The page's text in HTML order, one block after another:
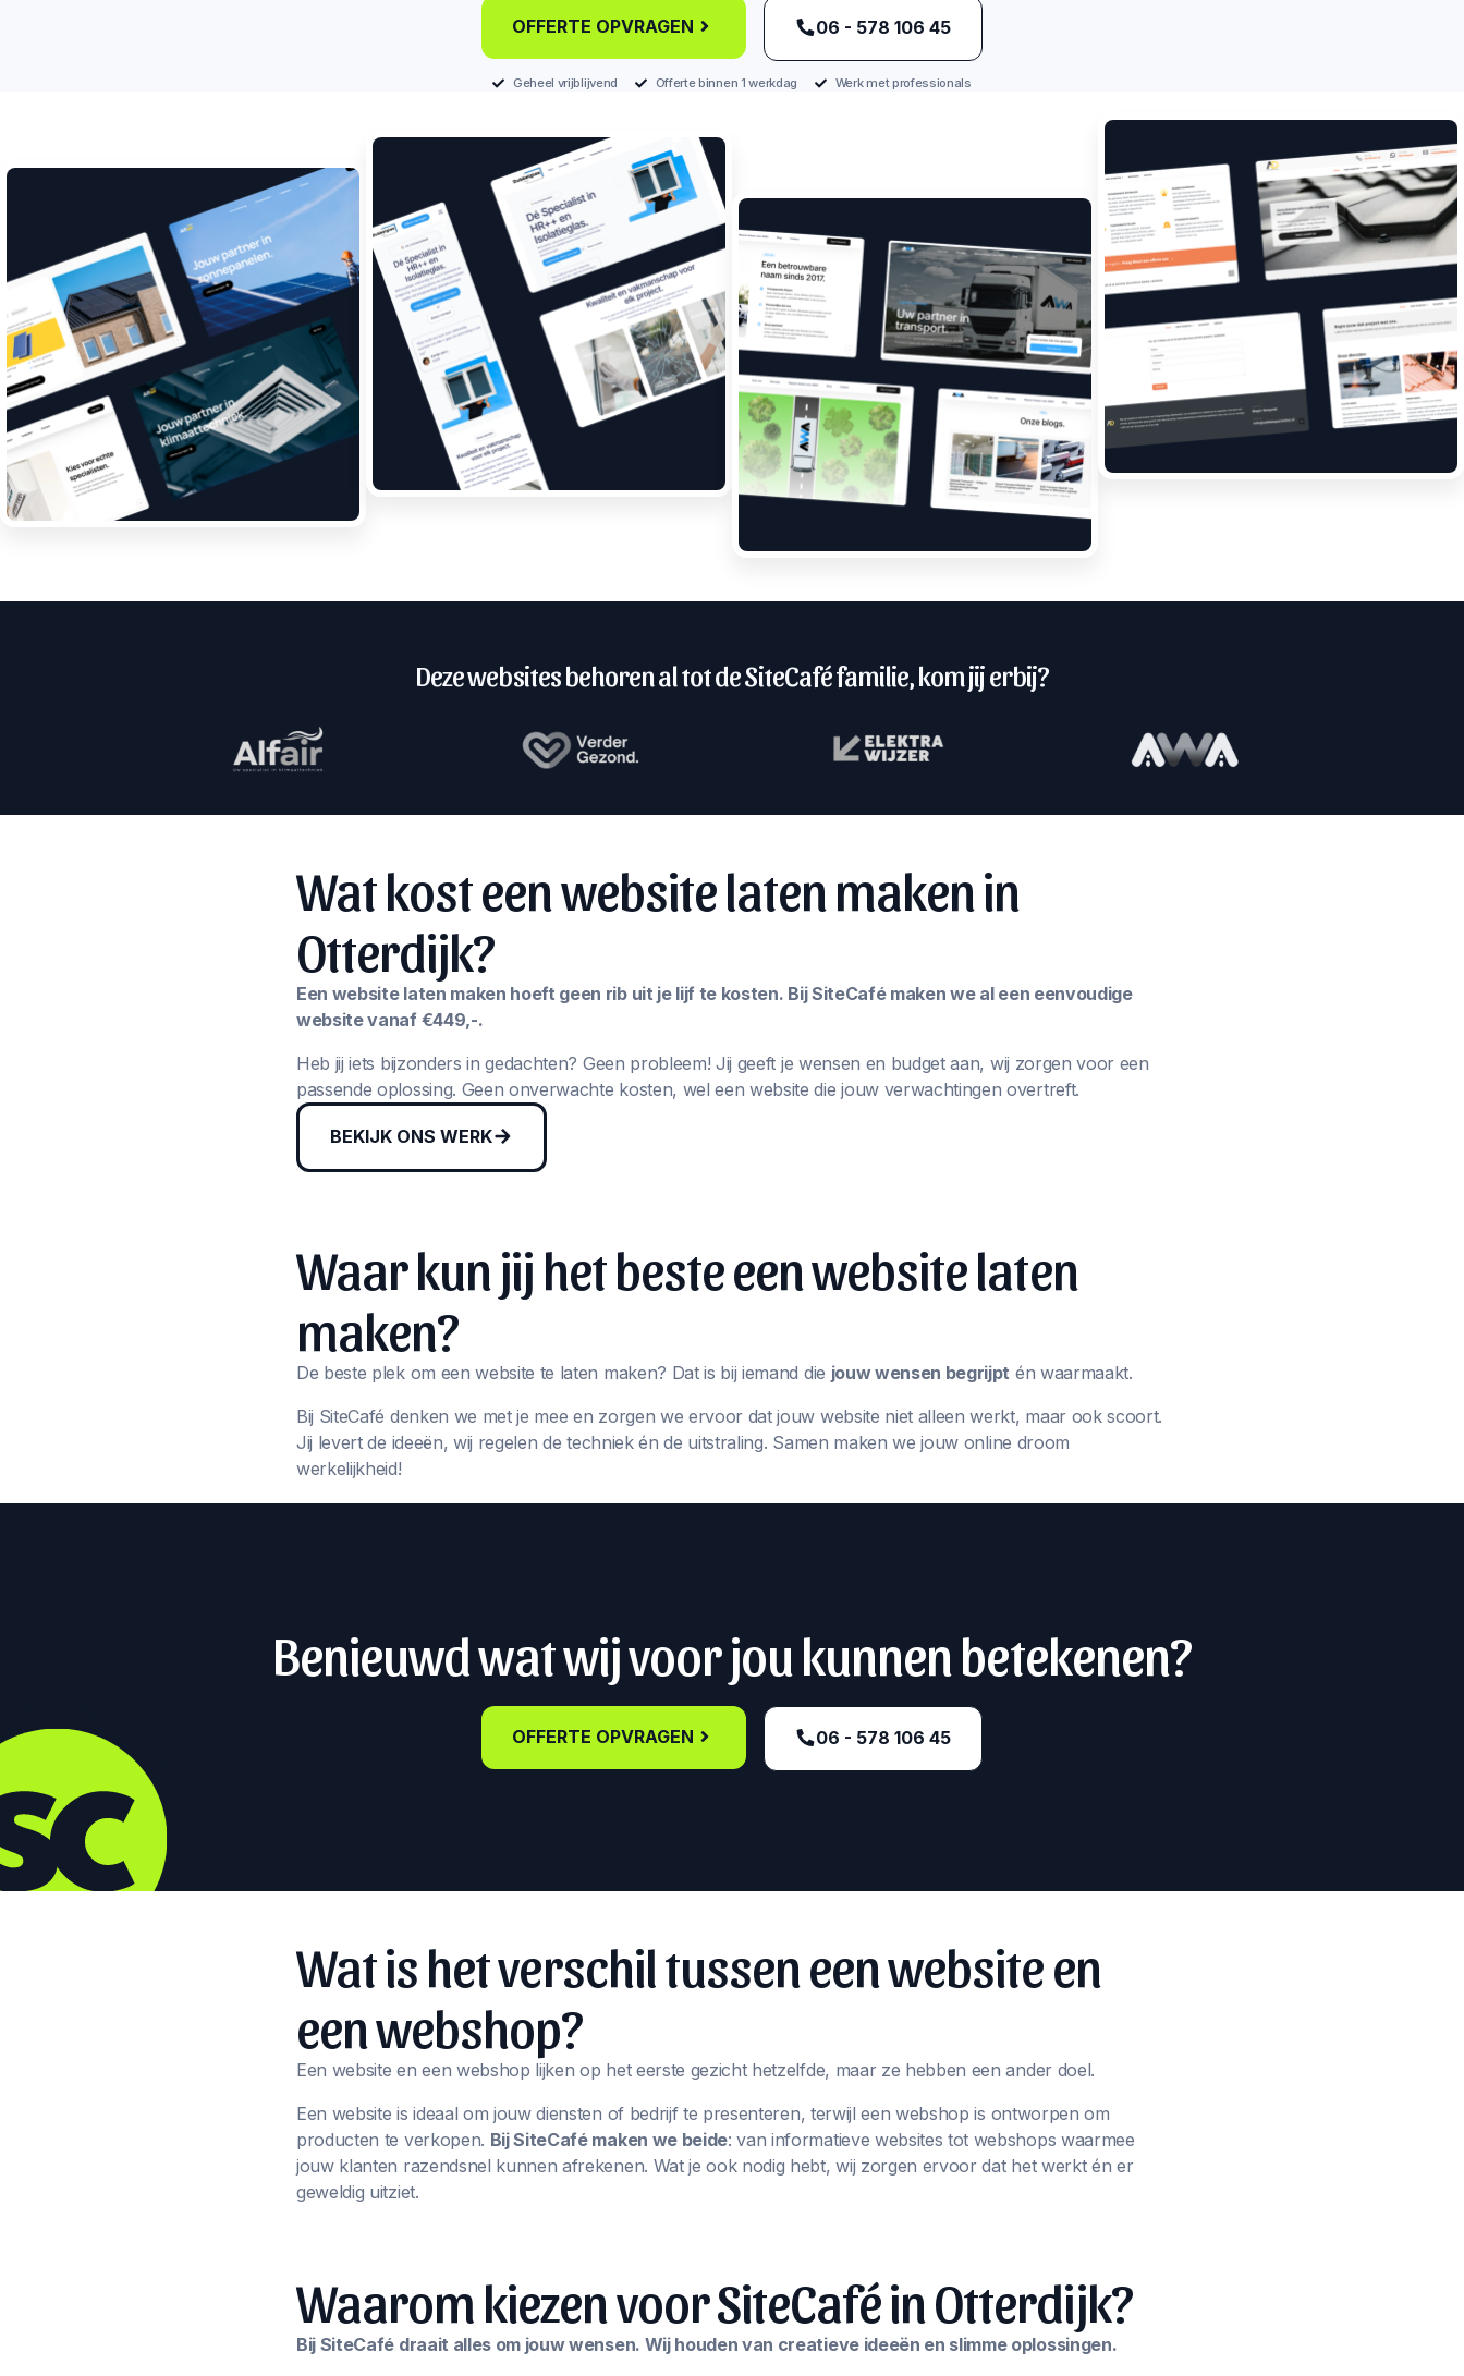
OFFERTE OPVRAGEN ‪06 - 578 106 45‬
Geheel vrijblijvend Offerte binnen 1 werkdag Werk met professionals
Deze websites behoren al tot de SiteCafé familie, kom jij erbij?
Wat kost een website laten maken in
Otterdijk?
Een website laten maken hoeft geen rib uit je lijf te kosten. Bij SiteCafé maken we al een eenvoudige
website vanaf €449,-.
Heb jij iets bijzonders in gedachten? Geen probleem! Jij geeft je wensen en budget aan, wij zorgen voor een
passende oplossing. Geen onverwachte kosten, wel een website die jouw verwachtingen overtreft.
BEKIJK ONS WERK
Waar kun jij het beste een website laten
maken?
De beste plek om een website te laten maken? Dat is bij iemand die jouw wensen begrijpt én waarmaakt.
Bij SiteCafé denken we met je mee en zorgen we ervoor dat jouw website niet alleen werkt, maar ook scoort.
Jij levert de ideeën, wij regelen de techniek én de uitstraling. Samen maken we jouw online droom
werkelijkheid!
Benieuwd wat wij voor jou kunnen betekenen?
OFFERTE OPVRAGEN 06 - 578 106 45‬
Wat is het verschil tussen een website en
een webshop?
Een website en een webshop lijken op het eerste gezicht hetzelfde, maar ze hebben een ander doel.
Een website is ideaal om jouw diensten of bedrijf te presenteren, terwijl een webshop is ontworpen om
producten te verkopen. Bij SiteCafé maken we beide: van informatieve websites tot webshops waarmee
jouw klanten razendsnel kunnen afrekenen. Wat je ook nodig hebt, wij zorgen ervoor dat het werkt én er
geweldig uitziet.
Waarom kiezen voor SiteCafé in Otterdijk?
Bij SiteCafé draait alles om jouw wensen. Wij houden van creatieve ideeën en slimme oplossingen.